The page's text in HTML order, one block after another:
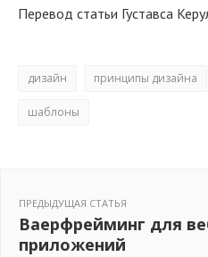
Перевод статьи Густавса
дизайн принципы дизайна
шаблоны
ПРЕДЫДУЩАЯ СТАТЬЯ
Ваерфрейминг для
приложений